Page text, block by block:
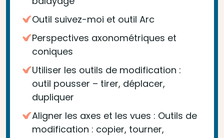
Outil suivez-moi et outil Arc
Perspectives axonométriques et
coniques
Utiliser les outils de modification :
outil pousser – tirer, déplacer,
dupliquer
Aligner les axes et les vues : Outils de
modification : copier, tourner,